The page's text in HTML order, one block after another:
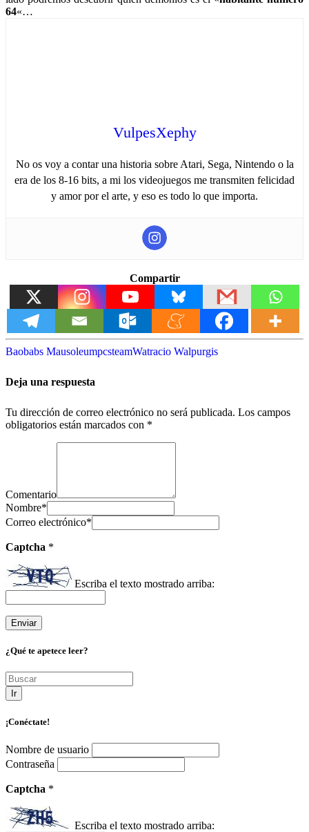
64«…
VulpesXephy
No os voy a contar una historia sobre Atari, Sega, Nintendo o la
era de los 8-16 bits, a mi los videojuegos me transmiten felicidad
y amor por el arte, y eso es todo lo que importa.
Compartir
Baobabs MausoleumpcsteamWatracio Walpurgis
Deja una respuesta
Tu dirección de correo electrónico no será publicada. Los campos
obligatorios están marcados con *
Comentario
Nombre*
Correo electrónico*
Captcha *
Escriba el texto mostrado arriba:
¿Qué te apetece leer?
Ir
¡Conéctate!
Nombre de usuario
Contraseña
Captcha *
Escriba el texto mostrado arriba: